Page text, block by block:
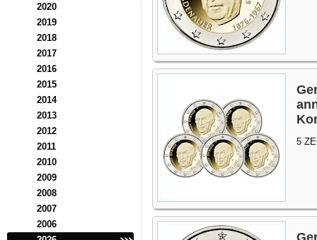
2020
2019
2018
2017
2016
2015
2014
2013
2012
2011
2010
2009
2008
2007
2006
5